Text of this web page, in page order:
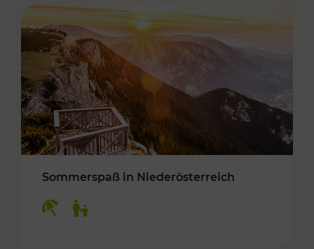
Sommerspaß in Niederösterreich